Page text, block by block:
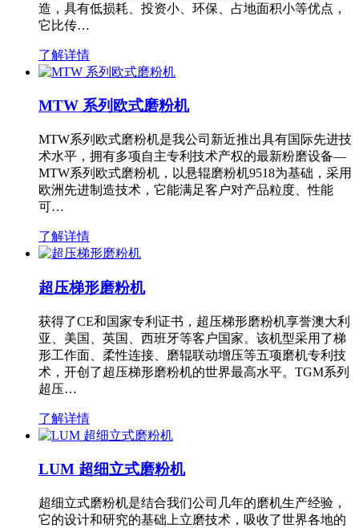
造，具有低损耗、投资小、环保、占地面积小等优点，
它比传…
了解详情
MTW 系列欧式磨粉机
MTW系列欧式磨粉机是我公司新近推出具有国际先进技
术水平，拥有多项自主专利技术产权的最新粉磨设备—
MTW系列欧式磨粉机，以悬辊磨粉机9518为基础，采用
欧洲先进制造技术，它能满足客户对产品粒度、性能
可…
了解详情
超压梯形磨粉机
获得了CE和国家专利证书，超压梯形磨粉机享誉澳大利
亚、美国、英国、西班牙等客户国家。该机型采用了梯
形工作面、柔性连接、磨辊联动增压等五项磨机专利技
术，开创了超压梯形磨粉机的世界最高水平。TGM系列
超压…
了解详情
LUM 超细立式磨粉机
超细立式磨粉机是结合我们公司几年的磨机生产经验，
它的设计和研究的基础上立磨技术，吸收了世界各地的